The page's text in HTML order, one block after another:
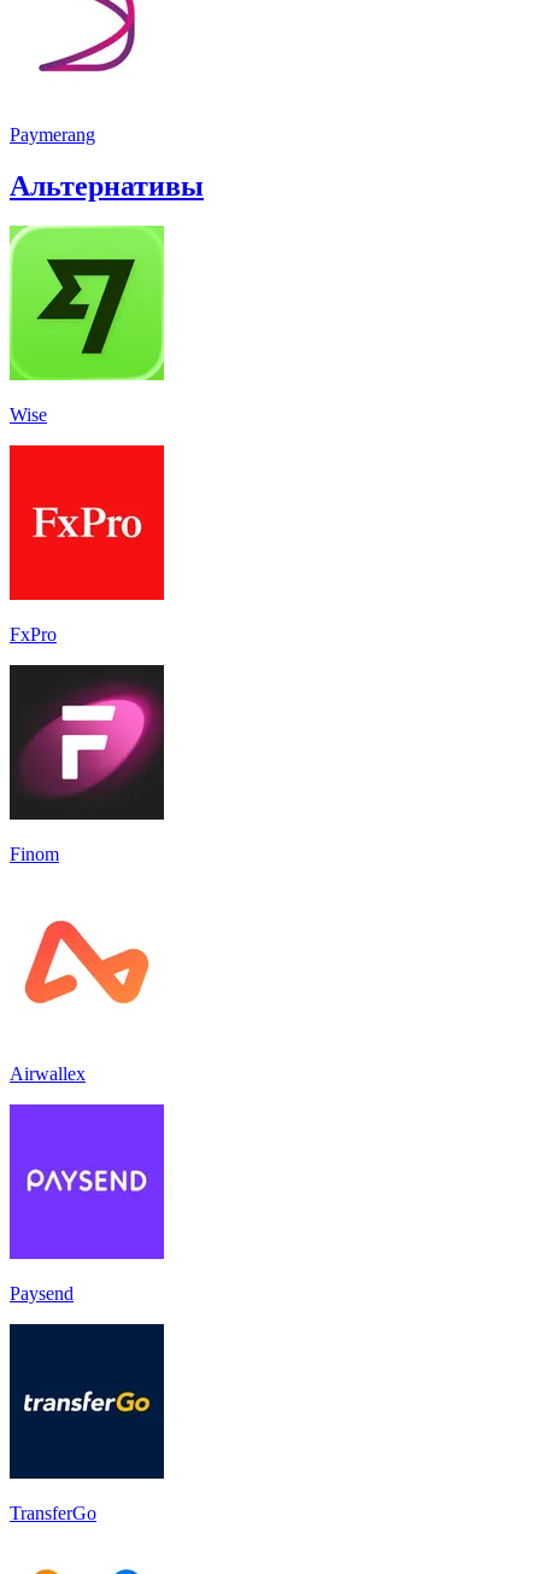
Paymerang
Альтернативы
Wise
FxPro
Finom
Airwallex
Paysend
TransferGo